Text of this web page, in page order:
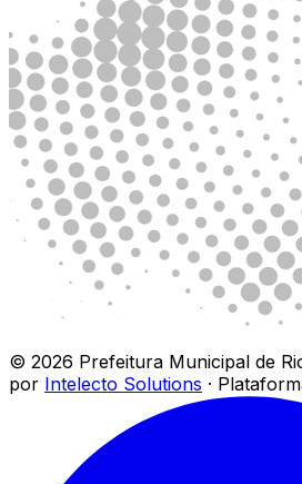
© 2026 Prefeitura Municipal de
por Intelecto Solutions ·